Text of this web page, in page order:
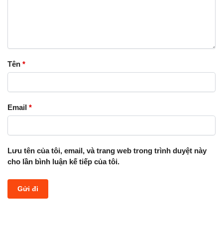
Tên *
Email *
Lưu tên của tôi, email, và trang web trong trình duyệt này
cho lần bình luận kế tiếp của tôi.